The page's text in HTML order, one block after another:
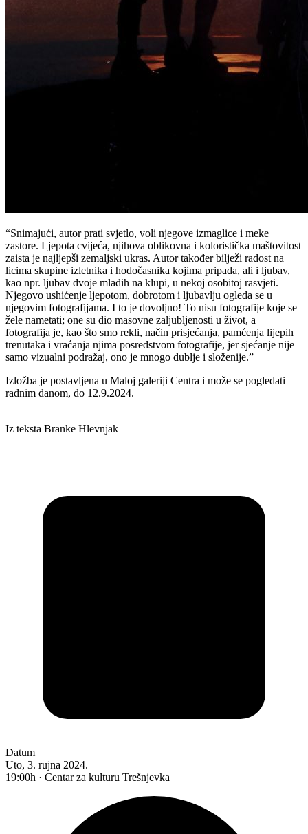
“Snimajući, autor prati svjetlo, voli njegove izmaglice i meke
zastore. Ljepota cvijeća, njihova oblikovna i koloristička maštovitost
zaista je najljepši zemaljski ukras. Autor također bilježi radost na
licima skupine izletnika i hodočasnika kojima pripada, ali i ljubav,
kao npr. ljubav dvoje mladih na klupi, u nekoj osobitoj rasvjeti.
Njegovo ushićenje ljepotom, dobrotom i ljubavlju ogleda se u
njegovim fotografijama. I to je dovoljno! To nisu fotografije koje se
žele nametati; one su dio masovne zaljubljenosti u život, a
fotografija je, kao što smo rekli, način prisjećanja, pamćenja lijepih
trenutaka i vraćanja njima posredstvom fotografije, jer sjećanje nije
samo vizualni podražaj, ono je mnogo dublje i složenije.”
Izložba je postavljena u Maloj galeriji Centra i može se pogledati
radnim danom, do 12.9.2024.
Iz teksta Branke Hlevnjak
Datum
Uto, 3. rujna 2024.
19:00h · Centar za kulturu Trešnjevka